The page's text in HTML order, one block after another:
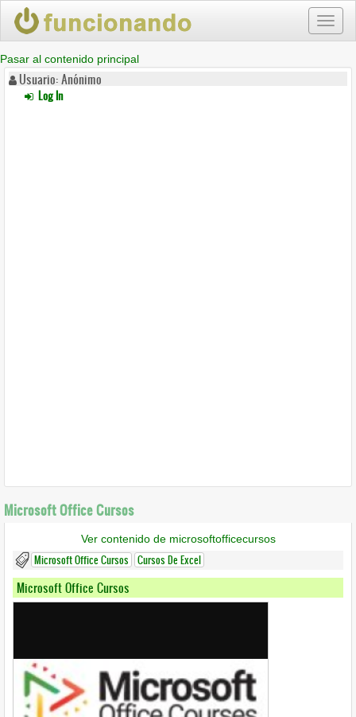
Pasar al contenido principal
Usuario: Anónimo
Log In
Microsoft Office Cursos
Ver contenido de microsoftofficecursos
Microsoft Office Cursos Cursos De Excel
Microsoft Office Cursos